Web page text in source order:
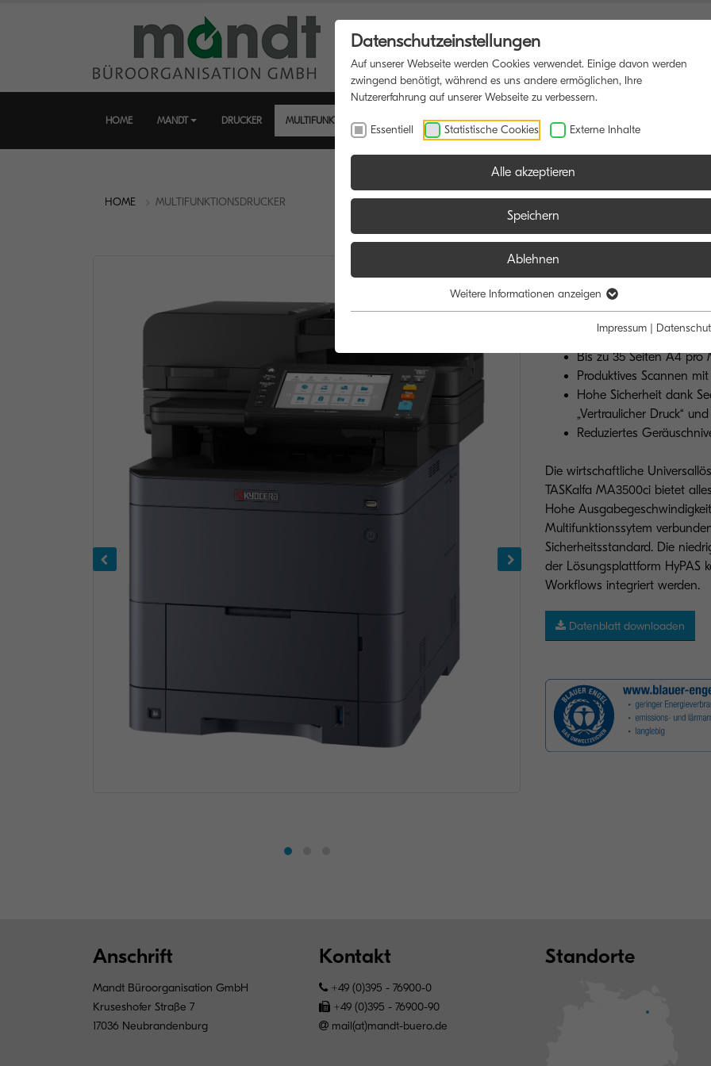
HOME MANDT DRUCKER MULTIFUNKTIONSDRUCKER SOFTWARE BLOG
HOME MULTIFUNKTIONSDRUCKER
TASKalfa
DIE
Bis zu 35 Seiten A4 pro
Produktives Scannen
Hohe Sicherheit dank
„Vertraulicher Druck“
Reduziertes
Die wirtschaftliche
TASKalfa MA3500ci bietet
Hohe
Multifunktionssytem
Sicherheitsstandard. Die
der Lösungsplattform HyPAS
Workflows integriert werden.
Datenblatt downloaden
Anschrift
Mandt Büroorganisation GmbH
Kruseshofer Straße 7
17036 Neubrandenburg
Kontakt
+49 (0)395 - 76900-0
+49 (0)395 - 76900-90
mail(at)mandt-buero.de
Standorte
Datenschutzeinstellungen
Auf unserer Webseite werden Cookies verwendet. Einige davon werden
zwingend benötigt, während es uns andere ermöglichen, Ihre
Nutzererfahrung auf unserer Webseite zu verbessern.
Essentiell Statistische Cookies Externe Inhalte
Alle akzeptieren
Speichern
Ablehnen
Weitere Informationen anzeigen
Impressum |